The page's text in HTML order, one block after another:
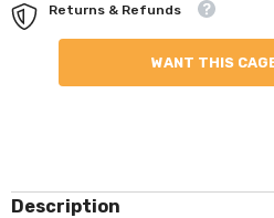
Returns & Refunds
WANT THIS
Description